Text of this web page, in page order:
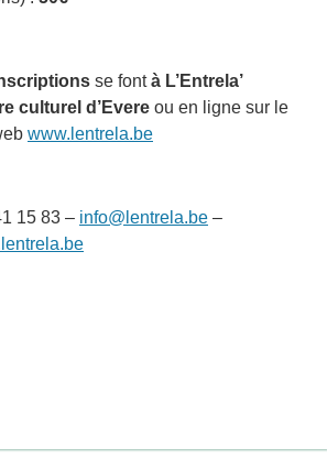
se fontà L’Entrela’
culturel d’Evere ou en ligne sur le
www.lentrela.be
15 83 – info@lentrela.be –